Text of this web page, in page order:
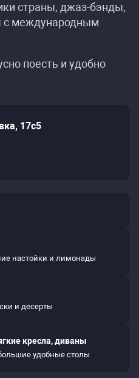
страны, джаз-бэнды,
с международным
поесть и удобно
17с5
настойки и лимонады
и десерты
кресла, диваны
удобные столы